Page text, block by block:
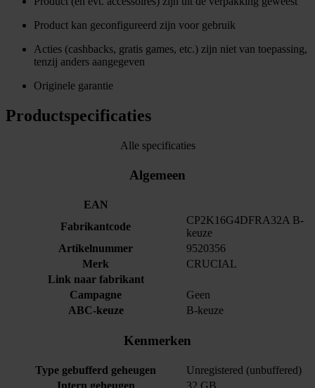
Product kan geconfigureerd zijn voor gebruik
Acties (cashbacks, gratis games, etc.) zijn niet van toepassing,
tenzij anders aangegeven
Originele garantie
Productspecificaties
Alle specificaties
Algemeen
EAN
Fabrikantcode
CP2K16G4DFRA32A B-
keuze
Artikelnummer
9520356
Merk
CRUCIAL
Link naar fabrikant
Campagne
Geen
ABC-keuze
B-keuze
Kenmerken
Type gebufferd geheugen
Unregistered (unbuffered)